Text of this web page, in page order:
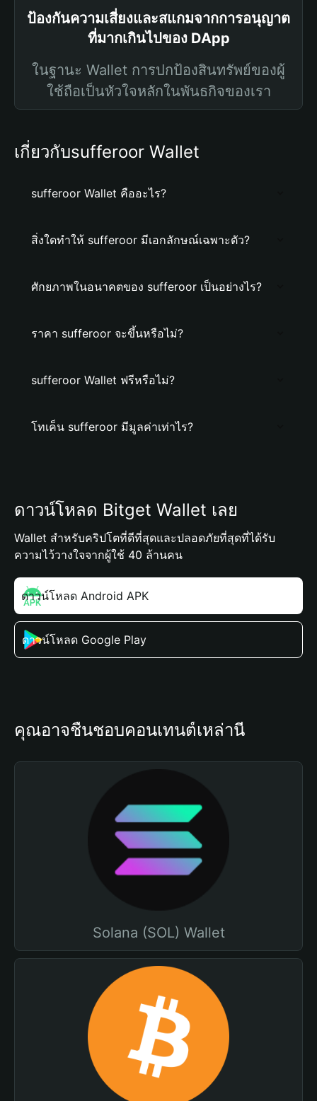
ป้องกันความเสี่ยงและสแกมจากการอนุญาต
ที่มากเกินไปของ DApp
ในฐานะ Wallet การปกป้องสินทรัพย์ของผู้
ใช้ถือเป็นหัวใจหลักในพันธกิจของเรา
เกี่ยวกับsufferoor Wallet
sufferoor Wallet คืออะไร?
สิ่งใดทำให้ sufferoor มีเอกลักษณ์เฉพาะตัว?
ศักยภาพในอนาคตของ sufferoor เป็นอย่างไร?
ราคา sufferoor จะขึ้นหรือไม่?
sufferoor Wallet ฟรีหรือไม่?
โทเค็น sufferoor มีมูลค่าเท่าไร?
ดาวน์โหลด Bitget Wallet เลย
Wallet สำหรับคริปโตที่ดีที่สุดและปลอดภัยที่สุดที่ได้รับ
ความไว้วางใจจากผู้ใช้ 40 ล้านคน
ดาวน์โหลด Android APK
ดาวน์โหลด Google Play
คุณอาจชื่นชอบคอนเทนต์เหล่านี้
Solana (SOL) Wallet